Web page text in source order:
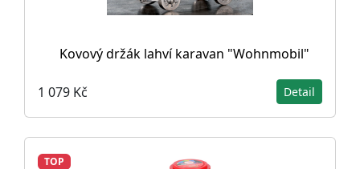
Kovový držák lahví karavan "Wohnmobil"
1 079 Kč Detail
TOP